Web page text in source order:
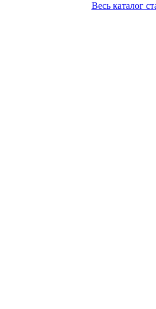
Весь каталог